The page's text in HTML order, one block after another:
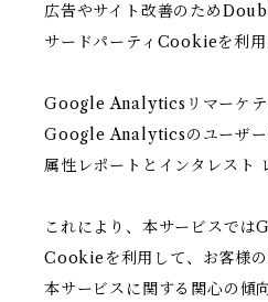
広告やサイト改善のため
サードパーティCookieを利用
Google Analyticsリマーケテ
Google Analyticsのユーザー
属性レポートとインタレスト
これにより、本サービスで
Cookieを利用して、お客様の
本サービスに関する関心の傾